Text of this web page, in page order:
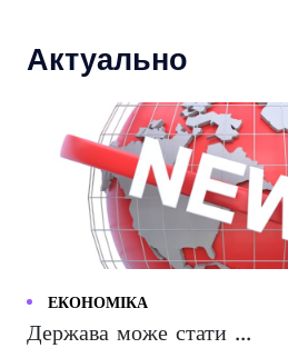
Актуально
ЕКОНОМІКА
Держава може стати ...